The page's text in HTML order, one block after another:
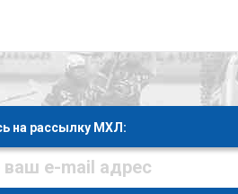
на рассылку МХЛ: